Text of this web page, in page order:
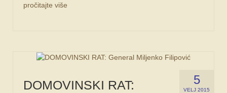
pročitajte više
5
VELJ 2015
DOMOVINSKI RAT: